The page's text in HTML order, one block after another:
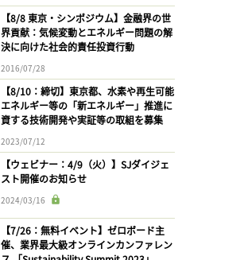
【8/8 東京・シンポジウム】金融界の世
界貢献：気候変動とエネルギー問題の解
決に向けた社会的責任投資行動
2016/07/28
【8/10：締切】東京都、水素や再生可能
エネルギー等の「新エネルギー」推進に
資する技術開発や実証等の取組を募集
2023/07/12
【ウェビナー：4/9（火）】SJダイジェ
スト開催のお知らせ
2024/03/16
【7/26：無料イベント】ゼロボード主
催、業界最大級オンラインカンファレン